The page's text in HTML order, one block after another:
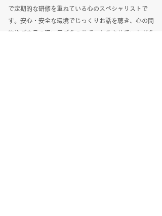
で定期的な研修を重ねている心のスペシャリストで
す。安心・安全な環境でじっくりお話を聴き、心の開
放やご自身の深い気づきのサポートをさせていただき